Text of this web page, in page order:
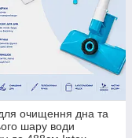
очищення дна та
шару води